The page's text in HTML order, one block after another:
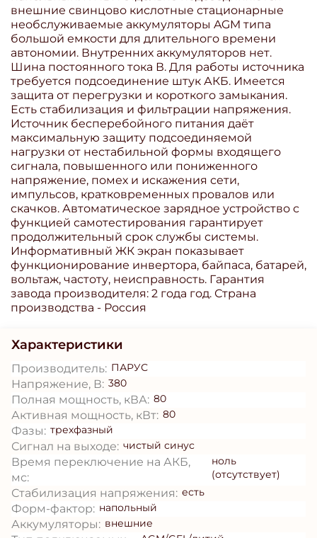
внешние свинцово кислотные стационарные
необслуживаемые аккумуляторы AGM типа
большой емкости для длительного времени
автономии. Внутренних аккумуляторов нет.
Шина постоянного тока В. Для работы источника
требуется подсоединение штук АКБ. Имеется
защита от перегрузки и короткого замыкания.
Есть стабилизация и фильтрации напряжения.
Источник бесперебойного питания даёт
максимальную защиту подсоединяемой
нагрузки от нестабильной формы входящего
сигнала, повышенного или пониженного
напряжение, помех и искажения сети,
импульсов, кратковременных провалов или
скачков. Автоматическое зарядное устройство с
функцией самотестирования гарантирует
продолжительный срок службы системы.
Информативный ЖК экран показывает
функционирование инвертора, байпаса, батарей,
вольтаж, частоту, неисправность. Гарантия
завода производителя: 2 года год. Страна
производства - Россия
Характеристики
Производитель: ПАРУС
Напряжение, В: 380
Полная мощность, кВА: 80
Активная мощность, кВт: 80
Фазы: трехфазный
Сигнал на выходе: чистый синус
Время переключение на АКБ,
мс:
ноль
(отсутствует)
Стабилизация напряжения: есть
Форм-фактор: напольный
Аккумуляторы: внешние